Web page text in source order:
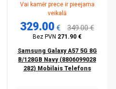
Vai kamēr prece ir pieejama
veikalā
329.00 € 349.00 €
Bez PVN 271.90 €
Samsung Galaxy A57 5G 8G
B/128GB Navy (8806099028
282) Mobilais Telefons